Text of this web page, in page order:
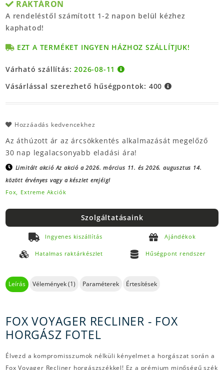
RAKTÁRON
A rendeléstől számított 1-2 napon belül kézhez
kaphatod!
EZT A TERMÉKET INGYEN HÁZHOZ SZÁLLÍTJUK!
Várható szállítás:2026-08-11
Vásárlással szerezhető hűségpontok: 400
Hozzáadás kedvencekhez
Az áthúzott ár az árcsökkentés alkalmazását megelőző
30 nap legalacsonyabb eladási ára!
Limitált akcióAz akció a 2026. március 11. és 2026. augusztus 14.
között érvényes vagy a készlet erejéig!
Fox, Extreme Akciók
Szolgáltatásaink
Ingyenes kiszállítás Ajándékok
Hatalmas raktárkészlet Hűségpont rendszer
Leírás Vélemények (1) Paraméterek Értesítések
FOX VOYAGER RECLINER - FOX
HORGÁSZ FOTEL
Élvezd a kompromisszumok nélküli kényelmet a horgászat során a
Fox Voyager Recliner horgászszékkel! Ez a prémium minőségű szék